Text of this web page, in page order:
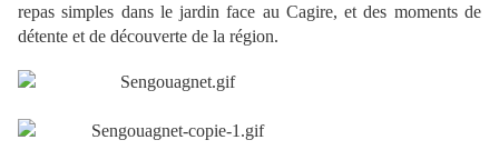
repas simples dans le jardin face au Cagire, et des moments de
détente et de découverte de la région.